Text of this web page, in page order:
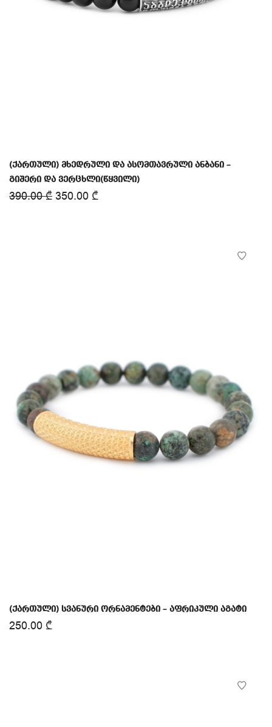
(ქართული) მხედრული და ასომთავრული ანბანი –
გიშერი და ვერცხლი(წყვილი)
390.00₾ 350.00 ₾
(ქართული) სვანური ორნამენტები – აფრიკული აგატი
250.00 ₾